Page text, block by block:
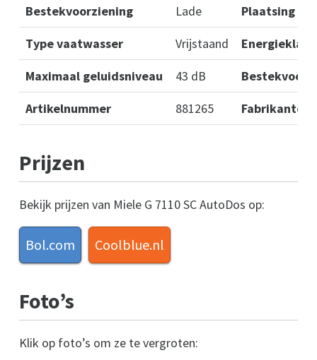
Bestekvoorziening
Lade
Plaatsing
Type vaatwasser
Vrijstaand
Maximaal geluidsniveau
43 dB
Artikelnummer
881265
Prijzen
Bekijk prijzen van Miele G 7110 SC AutoDos op:
Bol.com Coolblue.nl
Foto’s
Klik op foto’s om ze te vergroten: